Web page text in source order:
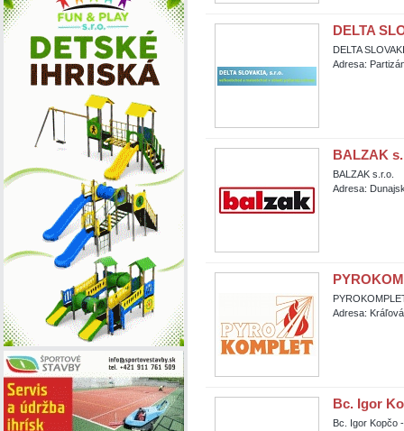
DELTA
DELTA
Adresa:
BALZAK
BALZAK s.r.o.
Adresa:
Adresa:
Bc. Igor
Bc. Igor Kopčo